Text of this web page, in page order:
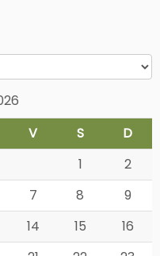
V S
D
1
2
7 8
9
14 15
16